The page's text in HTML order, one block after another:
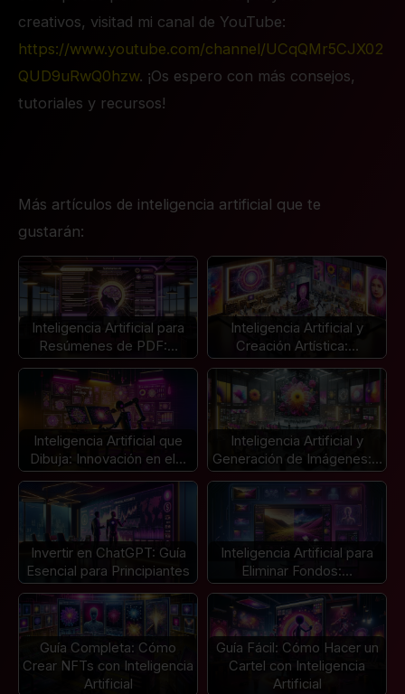
creativos, visitad mi canal de YouTube:
https://www.youtube.com/channel/UCqQMr5CJX02
QUD9uRwQ0hzw. ¡Os espero con más consejos,
tutoriales y recursos!
Más artículos de inteligencia artificial que te
gustarán:
Inteligencia Artificial para
Resúmenes de PDF:…
Inteligencia Artificial y
Creación Artística:…
Inteligencia Artificial que
Dibuja: Innovación en el…
Inteligencia Artificial y
Generación de Imágenes:…
Invertir en ChatGPT: Guía
Esencial para Principiantes
Inteligencia Artificial para
Eliminar Fondos:…
Guía Completa: Cómo
Crear NFTs con Inteligencia
Artificial
Guía Fácil: Cómo Hacer un
Cartel con Inteligencia
Artificial